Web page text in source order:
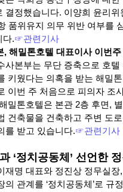
결정했습니다. 이양희 윤리
품위유지 의무 위반 여부를
다.☞관련기사
, 해밀톤호텔 대표이사 이번
사본부는 무단 증축으로 호텔
키웠다는 의혹을 받는 해밀
이번 주 처음으로 피의자 조
밀톤호텔은 본관 2층 후면,
건축물을 건축하고 주변 도
를 받고 있습니다.☞관련기사
‘정치공동체’ 선언한 정
재명 대표와 정진상 정무실장
의 관계를 ‘정치공동체’로 규